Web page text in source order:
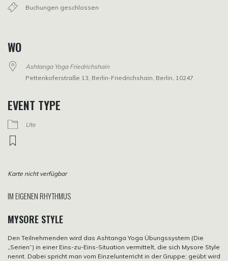
Buchungen geschlossen
WO
Ashtanga Yoga Friedrichshain
Pettenkoferstraße 13, Berlin-Friedrichshain, Berlin, 10247
EVENT TYPE
Ute
Karte nicht verfügbar
IM EIGENEN RHYTHMUS
MYSORE STYLE
Den Teilnehmenden wird das Ashtanga Yoga Übungssystem (Die
„Serien“) in einer Eins-zu-Eins-Situation vermittelt, die sich Mysore Style
nennt. Dabei spricht man vom Einzelunterricht in der Gruppe; geübt wird